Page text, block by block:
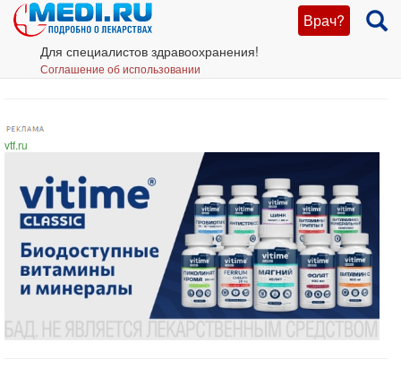
Врач?
Для специалистов здравоохранения!
Соглашение об использовании
vtf.ru